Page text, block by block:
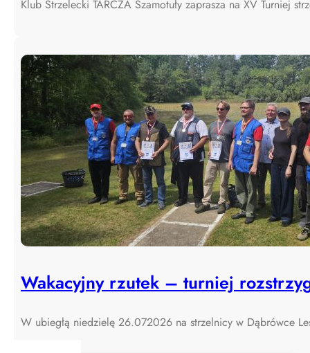
Klub Strzelecki TARCZA Szamotuły zaprasza na XV Turniej
Wakacyjny rzutek – turniej
W ubiegłą niedzielę 26.072026 na strzelnicy w Dąbrówce